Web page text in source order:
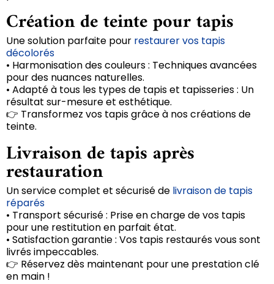
Création de teinte pour tapis
Une solution parfaite pour restaurer vos tapis
décolorés
• Harmonisation des couleurs : Techniques avancées
pour des nuances naturelles.
• Adapté à tous les types de tapis et tapisseries : Un
résultat sur-mesure et esthétique.
👉 Transformez vos tapis grâce à nos créations de
teinte.
Livraison de tapis après
restauration
Un service complet et sécurisé de livraison de tapis
réparés
• Transport sécurisé : Prise en charge de vos tapis
pour une restitution en parfait état.
• Satisfaction garantie : Vos tapis restaurés vous sont
livrés impeccables.
👉 Réservez dès maintenant pour une prestation clé
en main !